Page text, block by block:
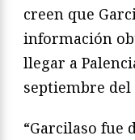
creen que
información
llegar a
septiembre
“Garcilaso fue